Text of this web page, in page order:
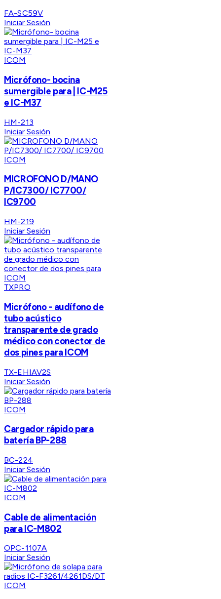
FA-SC59V
Iniciar Sesión
ICOM
Micrófono- bocina
sumergible para | IC-M25
e IC-M37
HM-213
Iniciar Sesión
ICOM
MICROFONO D/MANO
P/IC7300/ IC7700/
IC9700
HM-219
Iniciar Sesión
TXPRO
Micrófono - audífono de
tubo acústico
transparente de grado
médico con conector de
dos pines para ICOM
TX-EHIAV2S
Iniciar Sesión
ICOM
Cargador rápido para
batería BP-288
BC-224
Iniciar Sesión
ICOM
Cable de alimentación
para IC-M802
OPC-1107A
Iniciar Sesión
ICOM